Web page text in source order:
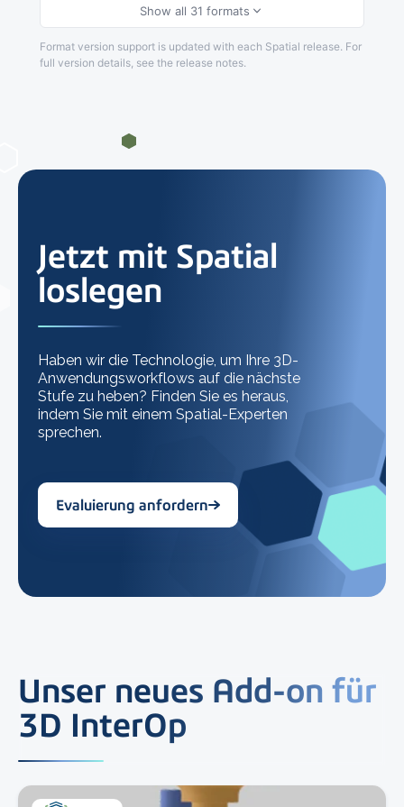
Show all 31 formats
Format version support is updated with each Spatial release. For
full version details, see the release notes.
Jetzt mit Spatial
loslegen
Haben wir die Technologie, um Ihre 3D-
Anwendungsworkflows auf die nächste
Stufe zu heben? Finden Sie es heraus,
indem Sie mit einem Spatial-Experten
sprechen.
Evaluierung anfordern
Unser neues Add-on für
3D InterOp